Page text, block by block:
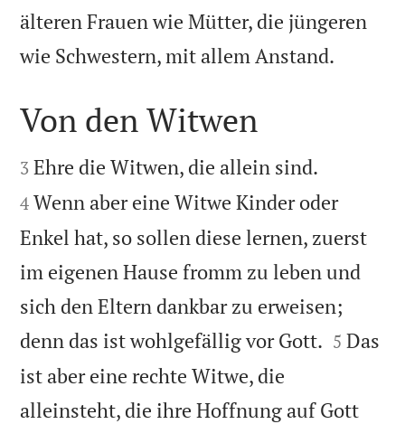
älteren Frauen wie Mütter, die jüngeren
wie Schwestern, mit allem Anstand.

Von den Witwen

3 Ehre die Witwen, die allein sind.
4 Wenn aber eine Witwe Kinder oder
Enkel hat, so sollen diese lernen, zuerst
im eigenen Hause fromm zu leben und
sich den Eltern dankbar zu erweisen;
denn das ist wohlgefällig vor Gott. 

5 Das
ist aber eine rechte Witwe, die
alleinsteht, die ihre Hoffnung auf Gott